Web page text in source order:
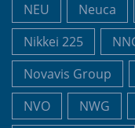
NEU
Neuca
Nikkei 225
Novavis Group
NVO
NWG